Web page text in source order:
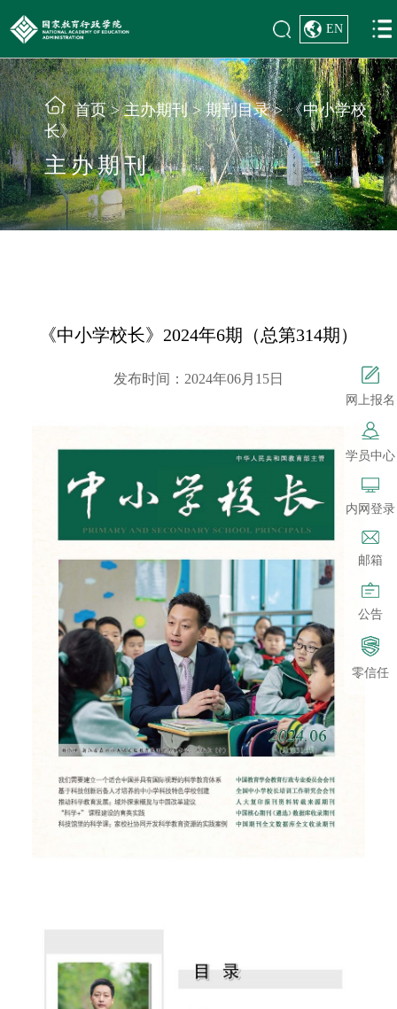
网上报名
学员中心
内网登录
邮箱
公告
零信任
EN
首页>主办期刊>期刊目录>《中小学校
长》
主办期刊
《中小学校长》2024年6期（总第314期）
发布时间：2024年06月15日